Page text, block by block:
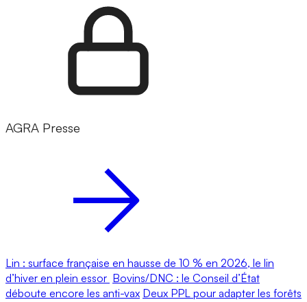
AGRA Presse
Lin : surface française en hausse de 10 % en 2026, le lin
d’hiver en plein essor Bovins/DNC : le Conseil d’État
déboute encore les anti-vax Deux PPL pour adapter les forêts